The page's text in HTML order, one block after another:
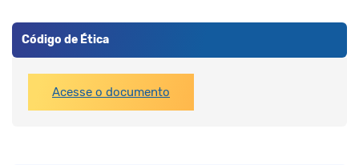
Código de Ética
Acesse o documento